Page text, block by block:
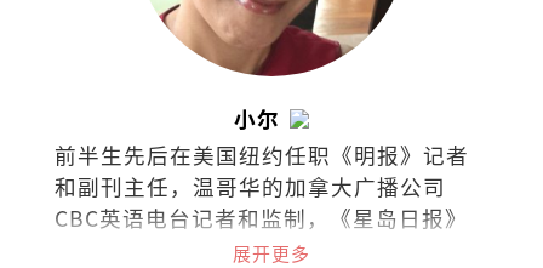
小尔
前半生先后在美国纽约任职《明报》记者
和副刊主任，温哥华的加拿大广播公司
CBC英语电台记者和监制，《星岛日报》
及《世界日报》记者，《温哥华中文电视
展开更多